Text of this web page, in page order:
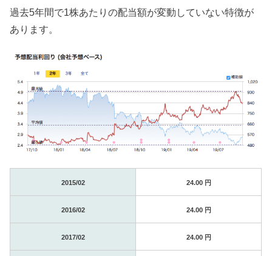
過去5年間で1株あたりの配当額が変動していない特徴が
あります。
2015/02 24.00 円
2016/02 24.00 円
2017/02 24.00 円